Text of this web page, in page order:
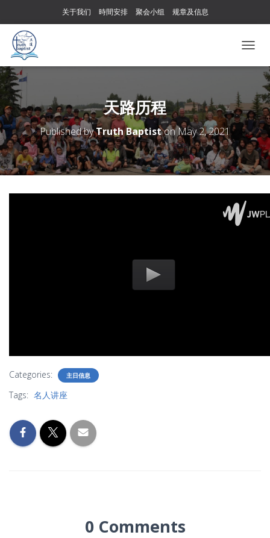
关于我们 時間安排 聚会小组 规章及信息
O
E
N
A
V
I
G
T
O
天路历程
Published byTruth BaptistonMay 2, 2021
Categories: 主日信息
Tags: 名人讲座
0 Comments